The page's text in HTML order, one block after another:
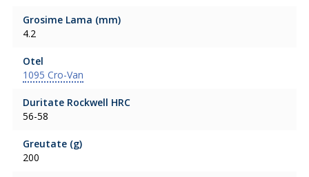
Grosime Lama (mm)
4.2
Otel
1095 Cro-Van
Duritate Rockwell HRC
56-58
Greutate (g)
200